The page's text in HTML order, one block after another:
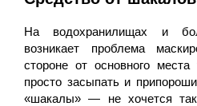
На водохранилищах и
возникает проблема
стороне от основного
просто засыпать и
«шакалы» — не хочется